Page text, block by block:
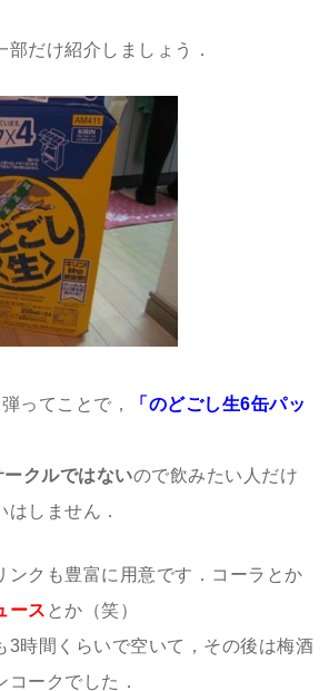
だけ紹介しましょう．
ってことで，
「のどごし生6缶パッ
ークルではないので飲みたい人だけ
しません．
ンクも豊富に用意です．コーラとか
ース とか（笑）
3時間くらいで空いて，その後は梅酒
ークでした．